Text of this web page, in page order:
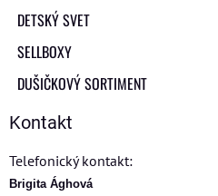
DETSKÝ SVET
SELLBOXY
DUŠIČKOVÝ SORTIMENT
Kontakt
Telefonický kontakt:
Brigita Ághová